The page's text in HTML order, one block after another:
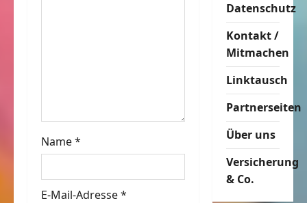
i
o
n
Name*
E-Mail-Adresse*
Datenschutz
Kontakt /
Mitmachen
Linktausch
Partnerseiten
Über uns
Versicherung
& Co.